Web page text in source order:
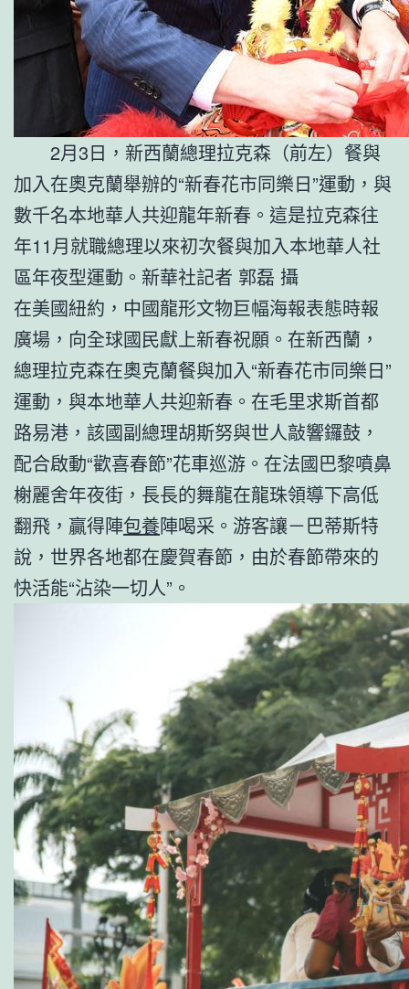
2月3日，新西蘭總理拉克森（前左）餐與
加入在奧克蘭舉辦的“新春花市同樂日”運動，與
數千名本地華人共迎龍年新春。這是拉克森往
年11月就職總理以來初次餐與加入本地華人社
區年夜型運動。新華社記者 郭磊 攝
在美國紐約，中國龍形文物巨幅海報表態時報
廣場，向全球國民獻上新春祝願。在新西蘭，
總理拉克森在奧克蘭餐與加入“新春花市同樂日”
運動，與本地華人共迎新春。在毛里求斯首都
路易港，該國副總理胡斯努與世人敲響鑼鼓，
配合啟動“歡喜春節”花車巡游。在法國巴黎噴鼻
榭麗舍年夜街，長長的舞龍在龍珠領導下高低
翻飛，贏得陣包養陣喝采。游客讓－巴蒂斯特
說，世界各地都在慶賀春節，由於春節帶來的
快活能“沾染一切人”。